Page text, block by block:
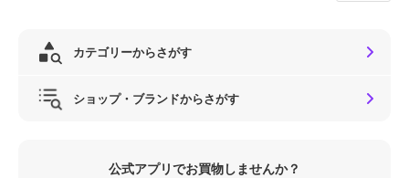
カテゴリーからさがす
ショップ・ブランドからさがす
公式アプリでお買物しませんか？